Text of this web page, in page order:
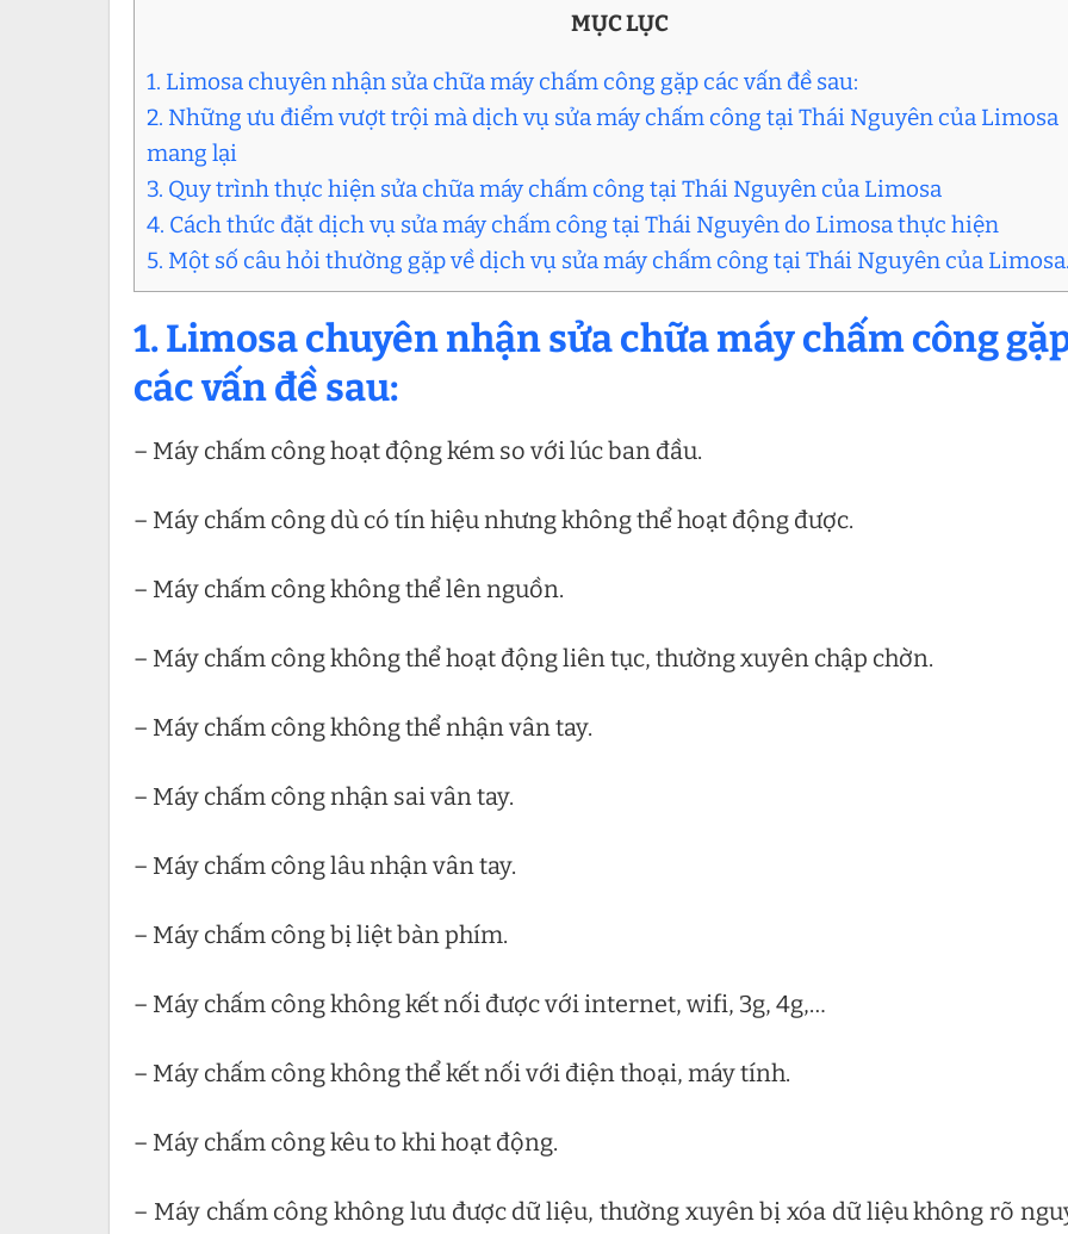
MỤC LỤC
1. Limosa chuyên nhận sửa chữa máy chấm công gặp các vấn đề sau:
2. Những ưu điểm vượt trội mà dịch vụ sửa máy chấm công tại Thái Nguyên của Limosa
mang lại
3. Quy trình thực hiện sửa chữa máy chấm công tại Thái Nguyên của Limosa
4. Cách thức đặt dịch vụ sửa máy chấm công tại Thái Nguyên do Limosa thực hiện
5. Một số câu hỏi thường gặp về dịch vụ sửa máy chấm công tại Thái Nguyên của
1.Limosa chuyên nhận sửa chữa máy chấm công
các vấn đề sau:
– Máy chấm công hoạt động kém so với lúc ban đầu.
– Máy chấm công dù có tín hiệu nhưng không thể hoạt động được.
– Máy chấm công không thể lên nguồn.
– Máy chấm công không thể hoạt động liên tục, thường xuyên chập chờn.
– Máy chấm công không thể nhận vân tay.
– Máy chấm công nhận sai vân tay.
– Máy chấm công lâu nhận vân tay.
– Máy chấm công bị liệt bàn phím.
– Máy chấm công không kết nối được với internet, wifi, 3g, 4g,…
– Máy chấm công không thể kết nối với điện thoại, máy tính.
– Máy chấm công kêu to khi hoạt động.
– Máy chấm công không lưu được dữ liệu, thường xuyên bị xóa dữ liệu không rõ